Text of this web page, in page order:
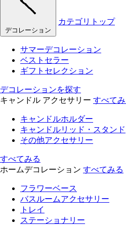
デコレーション
カテゴリトップ
サマーデコレーション
ベストセラー
ギフトセレクション
デコレーションを探す
キャンドル アクセサリー すべて
キャンドルホルダー
キャンドルリッド・スタンド
その他アクセサリー
すべてみる
ホームデコレーション すべてみる
フラワーベース
バスルームアクセサリー
トレイ
ステーショナリー